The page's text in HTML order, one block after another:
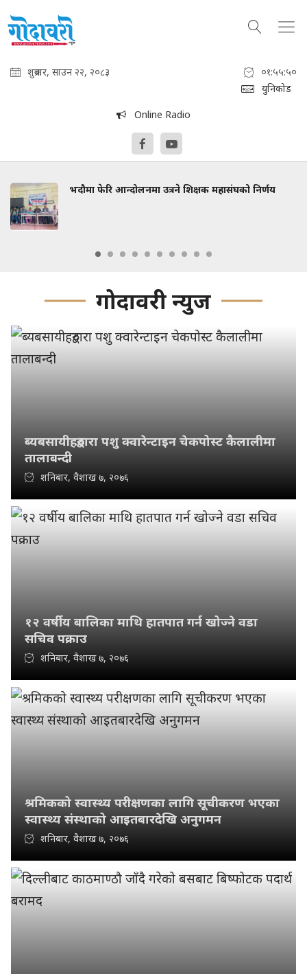
शुक्रबार, साउन २२, २०८३
०१:५५:५१
युनिकोड
Online Radio
भदौमा फेरि आन्दोलनमा उत्रने शिक्षक महासंघको निर्णय
गोदावरी न्युज
ब्यबसायीहरुद्वारा पशु क्वारेन्टाइन चेकपोस्ट कैलालीमा
तालाबन्दी
शनिबार, वैशाख ७, २०७६
१२ वर्षीय बालिका माथि हातपात गर्न खोज्ने वडा
सचिव पक्राउ
शनिबार, वैशाख ७, २०७६
श्रमिकको स्वास्थ्य परीक्षणका लागि सूचीकरण भएका
स्वास्थ्य संस्थाको आइतबारदेखि अनुगमन
शनिबार, वैशाख ७, २०७६